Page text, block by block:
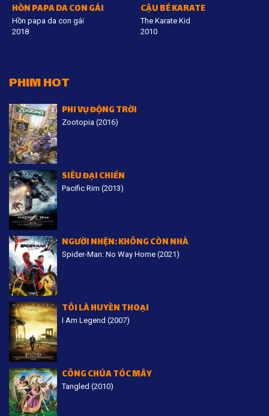
HỒN PAPA DA CON GÁI
Hồn papa da con gái
2018
CẬU BÉ KARATE
The Karate Kid
2010
PHIM HOT
PHI VỤ ĐỘNG TRỜI
Zootopia (2016)
SIÊU ĐẠI CHIẾN
Pacific Rim (2013)
NGƯỜI NHỆN: KHÔNG CÒN NHÀ
Spider-Man: No Way Home (2021)
TÔI LÀ HUYỀN THOẠI
I Am Legend (2007)
CÔNG CHÚA TÓC MÂY
Tangled (2010)